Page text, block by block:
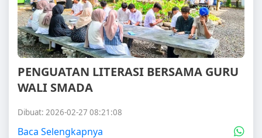
PENGUATAN LITERASI BERSAMA GURU
WALI SMADA
Dibuat: 2026-02-27 08:21:08
Baca Selengkapnya